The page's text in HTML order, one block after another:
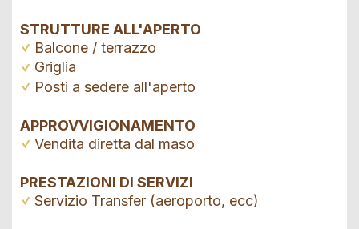
STRUTTURE ALL'APERTO
Balcone / terrazzo
Griglia
Posti a sedere all'aperto
APPROVVIGIONAMENTO
Vendita diretta dal maso
PRESTAZIONI DI SERVIZI
Servizio Transfer (aeroporto, ecc)